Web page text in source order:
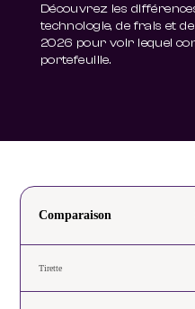
Découvrez les
technologie, de frais et
2026 pour voir lequel
portefeuille.
Comparaison
Tirette